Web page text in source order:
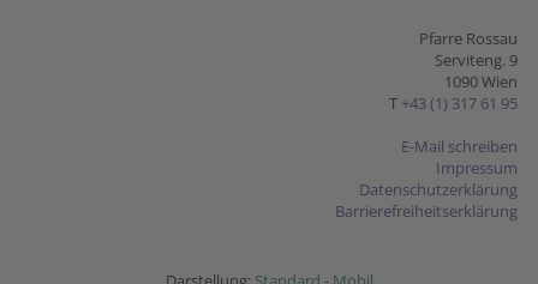
Pfarre Rossau
Serviteng. 9
1090 Wien
T +43 (1) 317 61 95
E-Mail schreiben
Impressum
Datenschutzerklärung
Barrierefreiheitserklärung